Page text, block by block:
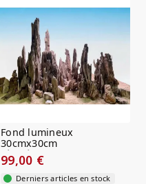
Fond lumineux
30cmx30cm
rétroéclairage RGB
99,00 €
Derniers articles en stock